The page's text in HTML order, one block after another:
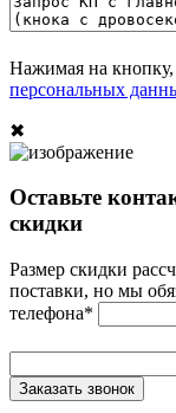
Нажимая на кнопку,
персональных
✖
Оставьте
скидки
Размер скидки
поставки, но мы
телефона*
Заказать звонок